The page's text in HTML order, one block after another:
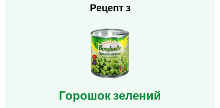
Рецепт з
Горошок зелений